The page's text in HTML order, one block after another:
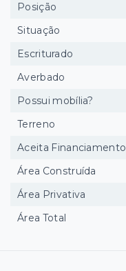
Posição
Situação
Escriturado
Averbado
Possui mobília?
Terreno
Aceita Financiamento
Área Construída
Área Privativa
Área Total